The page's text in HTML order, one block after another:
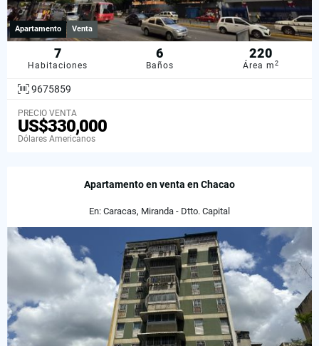
Apartamento Venta
7
Habitaciones
6
Baños
220
Área m2
9675859
PRECIO VENTA
US$330,000
Dólares Americanos
Apartamento en venta en Chacao
En: Caracas, Miranda - Dtto. Capital